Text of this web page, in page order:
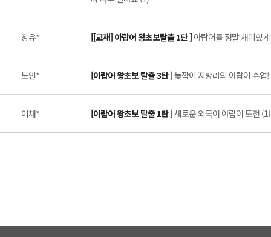
장유* [[교재] 아랍어 왕초보탈출 1탄 ] 아랍어를 정말 재미있
노인* [아랍어 왕초보 탈출 3탄 ]늦깍이 지방러의 아랍어 수업
이채* [아랍어 왕초보 탈출 1탄 ]새로운 외국어 아랍어 도전 (1)